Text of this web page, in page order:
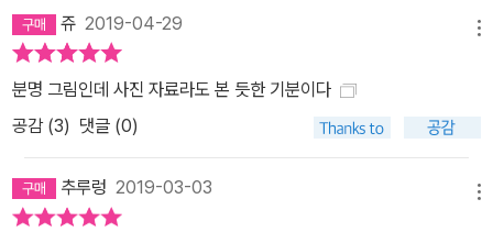
쥬 2019-04-29
분명 그림인데 사진 자료라도 본 듯한 기분이다
공감 (3) 댓글 (0)
추루렁 2019-03-03